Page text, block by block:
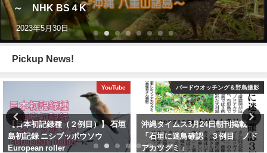
～ NHK BS４K
2023年5月30日
Pickup News!
YouTube
【日本初記録種（２例目）】 石垣
島初記録 ニシブッポウソウ
European roller
バードウオッチング＆野鳥撮影
沖縄タイムス3月24日朝刊掲載
「石垣に迷鳥確認 ３例目 ノド
アカツグミ」